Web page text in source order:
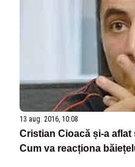
13 aug. 2016, 10:08
Cristian Cioacă și-a
Cum va reacționa